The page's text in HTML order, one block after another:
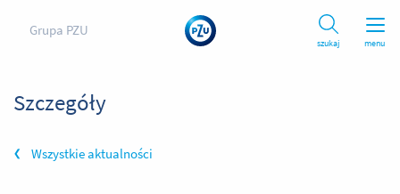
Grupa PZU
szukaj menu
Szczegóły
Wszystkie aktualności